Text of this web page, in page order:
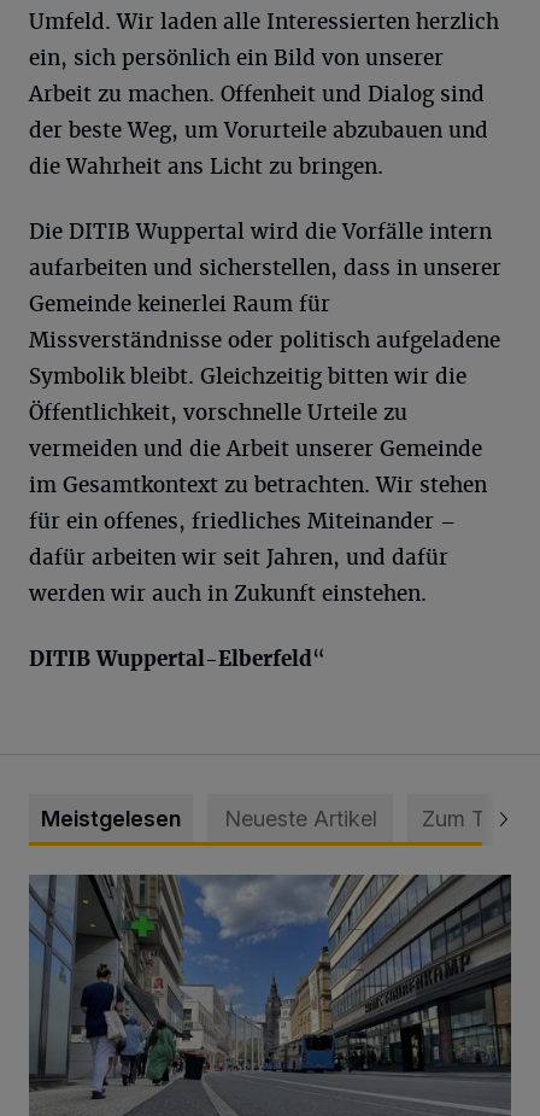
Umfeld. Wir laden alle Interessierten herzlich
ein, sich persönlich ein Bild von unserer
Arbeit zu machen. Offenheit und Dialog sind
der beste Weg, um Vorurteile abzubauen und
die Wahrheit ans Licht zu bringen.
Die DITIB Wuppertal wird die Vorfälle intern
aufarbeiten und sicherstellen, dass in unserer
Gemeinde keinerlei Raum für
Missverständnisse oder politisch aufgeladene
Symbolik bleibt. Gleichzeitig bitten wir die
Öffentlichkeit, vorschnelle Urteile zu
vermeiden und die Arbeit unserer Gemeinde
im Gesamtkontext zu betrachten. Wir stehen
für ein offenes, friedliches Miteinander –
dafür arbeiten wir seit Jahren, und dafür
werden wir auch in Zukunft einstehen.
DITIB Wuppertal-Elberfeld“
Meistgelesen Neueste Artikel Zum Thema
Ein Unzustand und Skandal